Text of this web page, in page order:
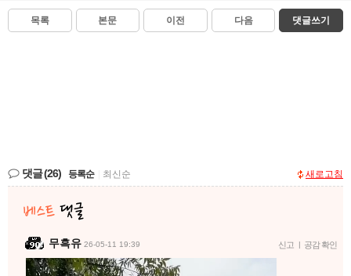
목록 본문 이전 다음 댓글쓰기
댓글(26) 등록순 최신순 새로고침
무흑유 26-05-11 19:39 신고 | 공감 확인